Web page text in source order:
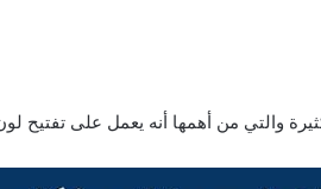
من أهمها أنه يعمل على تفتيح لون